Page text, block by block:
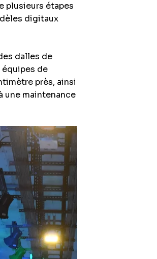
plusieurs étapes
digitaux
dalles de
de
près, ainsi
une maintenance